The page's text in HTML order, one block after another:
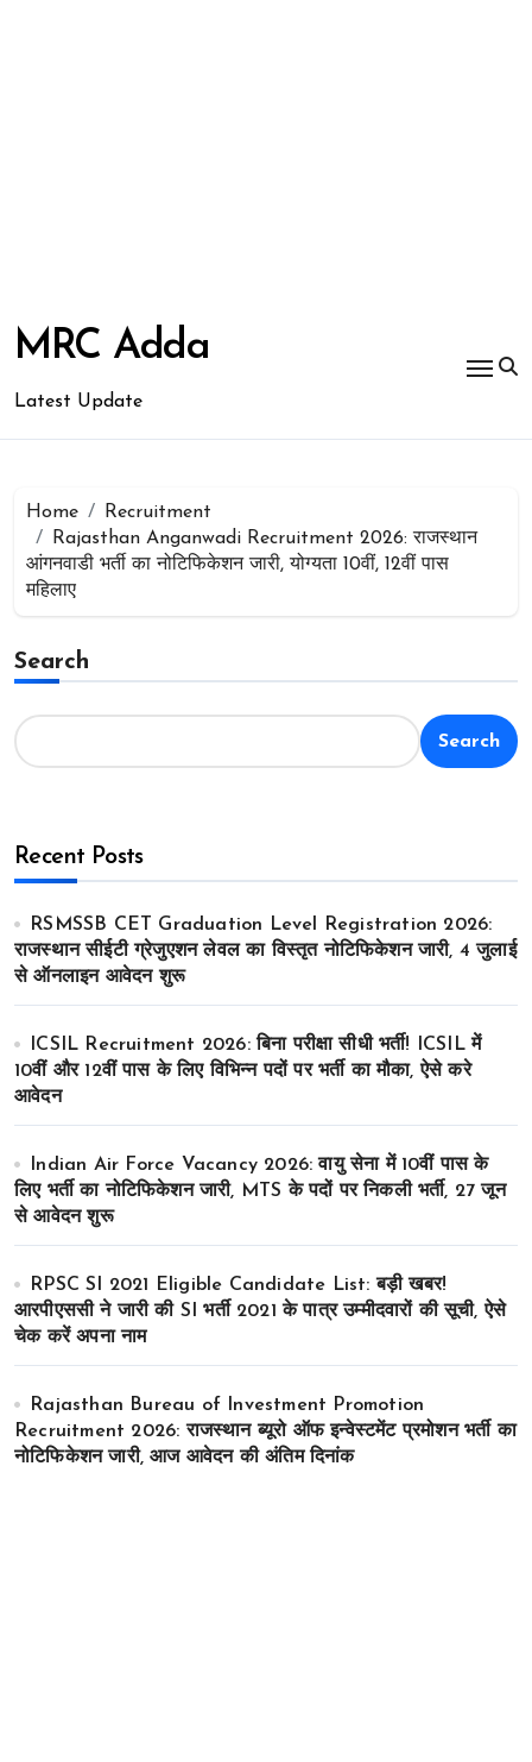
content
MRC Adda
Latest Update
Home
Recruitment
Rajasthan Anganwadi Recruitment 2026: राजस्थान
आंगनवाडी भर्ती का नोटिफिकेशन जारी, योग्यता 10वीं, 12वीं पास
महिलाए
Search
Search
Recent Posts
RSMSSB CET Graduation Level Registration 2026:
राजस्थान सीईटी ग्रेजुएशन लेवल का विस्तृत नोटिफिकेशन जारी, 4 जुलाई
से ऑनलाइन आवेदन शुरू
ICSIL Recruitment 2026: बिना परीक्षा सीधी भर्ती! ICSIL में
10वीं और 12वीं पास के लिए विभिन्न पदों पर भर्ती का मौका, ऐसे करे
आवेदन
Indian Air Force Vacancy 2026: वायु सेना में 10वीं पास के
लिए भर्ती का नोटिफिकेशन जारी, MTS के पदों पर निकली भर्ती, 27 जून
से आवेदन शुरू
RPSC SI 2021 Eligible Candidate List: बड़ी खबर!
आरपीएससी ने जारी की SI भर्ती 2021 के पात्र उम्मीदवारों की सूची, ऐसे
चेक करें अपना नाम
Rajasthan Bureau of Investment Promotion
Recruitment 2026: राजस्थान ब्यूरो ऑफ इन्वेस्टमेंट प्रमोशन भर्ती का
नोटिफिकेशन जारी, आज आवेदन की अंतिम दिनांक